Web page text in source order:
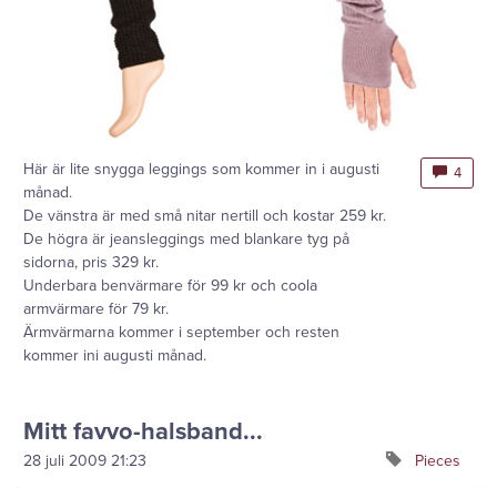
Här är lite snygga leggings som kommer in i augusti
månad.
De vänstra är med små nitar nertill och kostar 259 kr.
De högra är jeansleggings med blankare tyg på
sidorna, pris 329 kr.
Underbara benvärmare för 99 kr och coola
armvärmare för 79 kr.
Ärmvärmarna kommer i september och resten
kommer ini augusti månad.
4
Mitt favvo-halsband...
28 juli 2009 21:23 Pieces